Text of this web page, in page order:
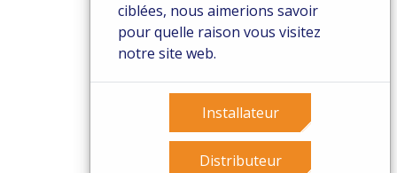
ciblées, nous aimerions savoir
pour quelle raison vous visitez
notre site web.
Installateur
Distributeur